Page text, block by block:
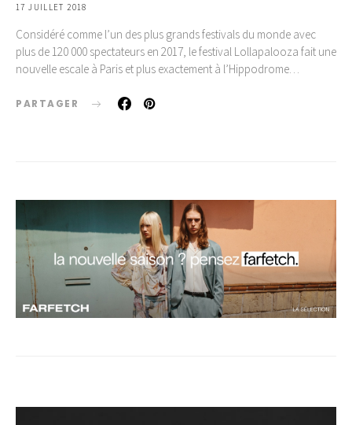
17 JUILLET 2018
Considéré comme l’un des plus grands festivals du monde avec
plus de 120 000 spectateurs en 2017, le festival Lollapalooza fait une
nouvelle escale à Paris et plus exactement à l’Hippodrome…
PARTAGER